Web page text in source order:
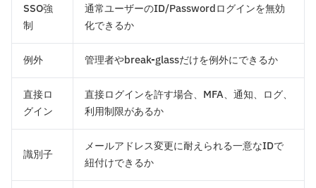
SSO強
制
通常ユーザーのID/Passwordログインを無効
化できるか
例外 管理者やbreak-glassだけを例外にできるか
直接ロ
グイン
直接ログインを許す場合、MFA、通知、ログ、
利用制限があるか
識別子
メールアドレス変更に耐えられる一意なIDで
紐付けできるか